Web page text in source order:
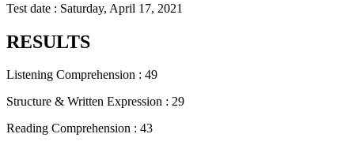
Test date : Saturday, April 17, 2021
RESULTS
Listening Comprehension : 49
Structure & Written Expression : 29
Reading Comprehension : 43